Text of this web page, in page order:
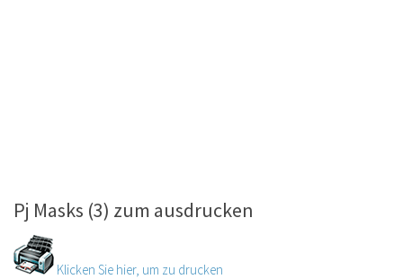
Pj Masks (3) zum ausdrucken
Klicken Sie hier, um zu drucken